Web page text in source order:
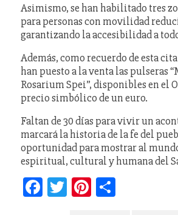
Asimismo, se han habilitado tres
para personas con movilidad
garantizando la accesibilidad a
Además, como recuerdo de esta
han puesto a la venta las pulseras
Rosarium Spei”, disponibles en el
precio simbólico de un euro.
Faltan de 30 días para vivir un
marcará la historia de la fe del
oportunidad para mostrar al
espiritual, cultural y humana del
Facebook
TwitterPinterest